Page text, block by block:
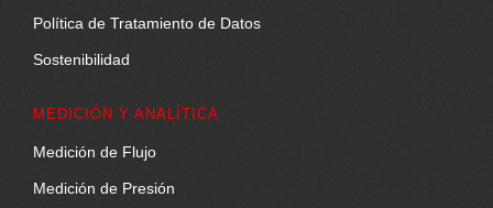
Política de Tratamiento de Datos
Sostenibilidad
MEDICIÓN Y ANALÍTICA
Medición de Flujo
Medición de Presión